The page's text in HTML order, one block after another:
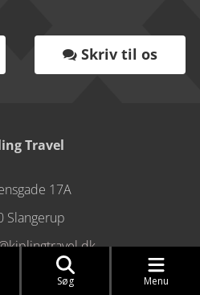
Søg Menu
 Skriv til os
Travel
17A
Slangerup
47 16 12 20